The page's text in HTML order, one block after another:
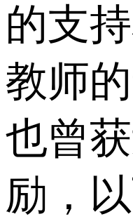
的支
教师
也曾
励，